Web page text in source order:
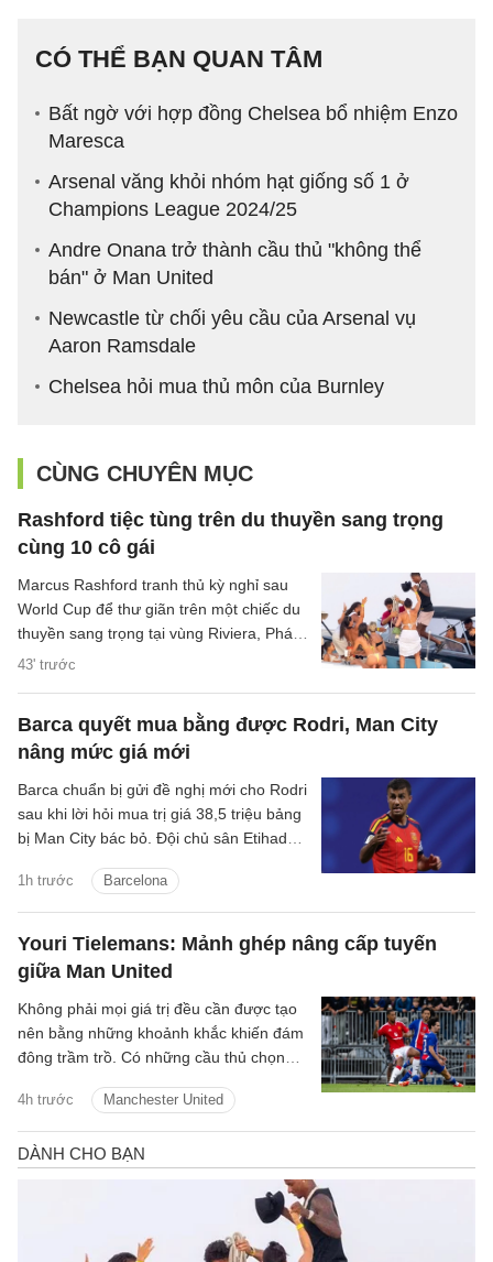
CÓ THỂ BẠN QUAN TÂM
Bất ngờ với hợp đồng Chelsea bổ nhiệm Enzo
Maresca
Arsenal văng khỏi nhóm hạt giống số 1 ở
Champions League 2024/25
Andre Onana trở thành cầu thủ "không thể
bán" ở Man United
Newcastle từ chối yêu cầu của Arsenal vụ
Aaron Ramsdale
Chelsea hỏi mua thủ môn của Burnley
CÙNG CHUYÊN MỤC
Rashford tiệc tùng trên du thuyền sang trọng
cùng 10 cô gái
43' trước
Marcus Rashford tranh thủ kỳ nghỉ sau
World Cup để thư giãn trên một chiếc du
thuyền sang trọng tại vùng Riviera, Pháp,
cùng 10 người bạn nữ.
Barca quyết mua bằng được Rodri, Man City
nâng mức giá mới
1h trước Barcelona
Barca chuẩn bị gửi đề nghị mới cho Rodri
sau khi lời hỏi mua trị giá 38,5 triệu bảng
bị Man City bác bỏ. Đội chủ sân Etihad
bảng cho tiền vệ người Tây Ban Nha.
Youri Tielemans: Mảnh ghép nâng cấp tuyến
giữa Man United
4h trước Manchester United
Không phải mọi giá trị đều cần được tạo
nên bằng những khoảnh khắc khiến đám
đông trầm trồ. Có những cầu thủ chọn
một pha xoay người đúng lúc, một đường
chuyền tưởng như giản đơn nhưng mở ra
cả khoảng trời phía trước. Youri